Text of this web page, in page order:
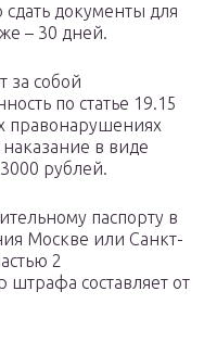
документы для
– 30 дней.
за собой
по статье 19.15
правонарушениях
в виде
рублей.
паспорту в
Москве или Санкт-
2
штрафа составляет от